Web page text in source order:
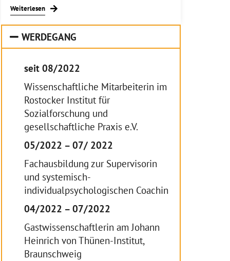
Weiterlesen
WERDEGANG
seit 08/2022
Wissenschaftliche Mitarbeiterin im
Rostocker Institut für
Sozialforschung und
gesellschaftliche Praxis e.V.
05/2022 – 07/ 2022
Fachausbildung zur Supervisorin
und systemisch-
individualpsychologischen Coachin
04/2022 – 07/2022
Gastwissenschaftlerin am Johann
Heinrich von Thünen-Institut,
Braunschweig